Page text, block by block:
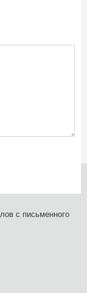
с письменного